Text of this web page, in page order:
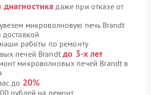
диагностика даже при отказе от
микроволновую печь Brandt
работы по ремонту
печей Brandtдо 3-х лет
микроволновых печей Brandt в
до 20%
рублей на ремонт